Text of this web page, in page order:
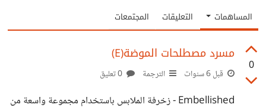
المساهمات التعليقات المجتمعات
0
مسرد مصطلحات الموضة(E)
قبل 6 سنوات الترجمة
Embellished - زخرفة الملابس باستخدام مجموعة واسعة من